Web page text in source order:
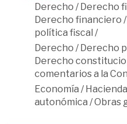
Derecho /Derecho
Derecho financiero /
política fiscal /
Derecho /Derecho
Derecho
comentarios a la
Economía /
autonómica /Obras